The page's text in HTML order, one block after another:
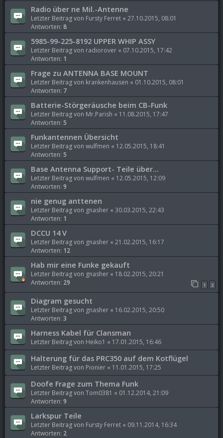
Radio über ne Mil.-Antenne
Letzter Beitrag von Fursty Ferret « 27.10.2015, 08:01
Antworten: 8
5985-99-225-8192 UPPER WHIP ASSY
Letzter Beitrag von radiorover « 07.10.2015, 17:42
Antworten: 1
Frage zu ANTENNA BASE MOUNT
Letzter Beitrag von krankenhausen « 01.10.2015, 08:01
Antworten: 7
Batterie-Störgeräusche beim CB-Funk
Letzter Beitrag von Mr.Parish « 11.08.2015, 17:47
Antworten: 5
Funkantennen Übersicht
Letzter Beitrag von wulfmen « 12.05.2015, 18:41
Antworten: 5
Base Antenna Support- Teile über...
Letzter Beitrag von wulfmen « 12.05.2015, 12:09
Antworten: 9
nie genug anttenen
Letzter Beitrag von gnasher « 30.03.2015, 22:43
Antworten: 1
DCCU 14 V
Letzter Beitrag von gnasher « 21.02.2015, 16:17
Antworten: 12
Hab mir eine Funke gekauft
Letzter Beitrag von gnasher « 18.02.2015, 20:21
Antworten: 29 1 2
Diagram gesucht
Letzter Beitrag von gnasher « 16.02.2015, 20:50
Antworten: 3
Harness Kabel für Clansman
Letzter Beitrag von Heiko1 « 17.01.2015, 16:46
Halterung für das PRC350 auf dem Kotflügel
Letzter Beitrag von Pionier « 11.01.2015, 17:25
Doofe Frage zum Thema Funk
Letzter Beitrag von Tom0381 « 01.12.2014, 21:09
Antworten: 9
Larkspur Teile
Letzter Beitrag von Fursty Ferret « 09.11.2014, 16:34
Antworten: 2